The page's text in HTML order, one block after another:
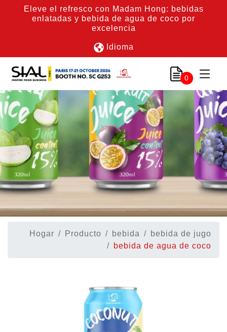
Eleve el refresco con Madam Hong: bebidas
enlatadas y bebida de agua de coco por
excelencia
Idioma
0
Hogar Producto bebida
bebida de jugo
bebida de agua de coco